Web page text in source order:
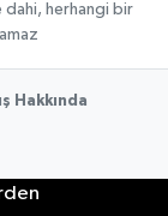
dahi, herhangi bir
Hakkında